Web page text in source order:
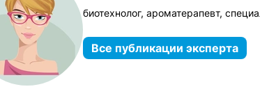
биотехнолог, ароматерапевт,
Все публикации эксперта